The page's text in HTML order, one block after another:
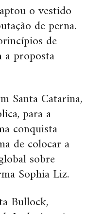
o vestido
de perna.
de
a proposta
Santa Catarina,
para a
conquista
de colocar a
sobre
Sophia Liz.
Bullock,